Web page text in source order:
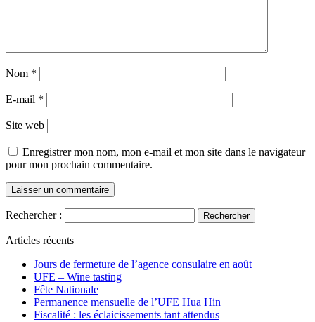
Nom *
E-mail *
Site web
Enregistrer mon nom, mon e-mail et mon site dans le navigateur
pour mon prochain commentaire.
Rechercher :
Articles récents
Jours de fermeture de l’agence consulaire en août
UFE – Wine tasting
Fête Nationale
Permanence mensuelle de l’UFE Hua Hin
Fiscalité : les éclaicissements tant attendus